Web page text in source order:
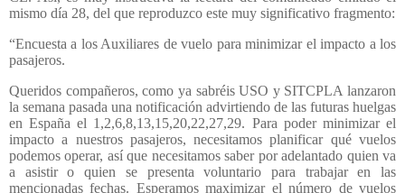
mismo día 28, del que reproduzco este muy significativo fragmento:
“Encuesta a los Auxiliares de vuelo para minimizar el impacto a los
pasajeros.
Queridos compañeros, como ya sabréis USO y SITCPLA lanzaron
la semana pasada una notificación advirtiendo de las futuras huelgas
en España el 1,2,6,8,13,15,20,22,27,29. Para poder minimizar el
impacto a nuestros pasajeros, necesitamos planificar qué vuelos
podemos operar, así que necesitamos saber por adelantado quien va
a asistir o quien se presenta voluntario para trabajar en las
mencionadas fechas. Esperamos maximizar el número de vuelos